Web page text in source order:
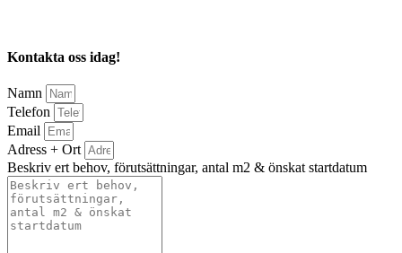
Kontakta oss idag!
Namn
Telefon
Email
Adress + Ort
Beskriv ert behov, förutsättningar, antal m2 & önskat startdatum